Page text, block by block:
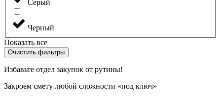
Серый
Черный
Показать все
Очистить фильтры
Избавьте отдел закупок от рутины!
Закроем смету любой сложности «под ключ»